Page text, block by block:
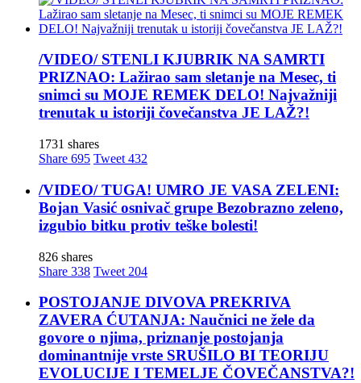
/VIDEO/ STENLI KJUBRIK NA SAMRTI
PRIZNAO: Lažirao sam sletanje na Mesec, ti
snimci su MOJE REMEK DELO! Najvažniji
trenutak u istoriji čovečanstva JE LAŽ?!
1731 shares
Share 695 Tweet 432
/VIDEO/ TUGA! UMRO JE VASA ZELENI:
Bojan Vasić osnivač grupe Bezobrazno zeleno,
izgubio bitku protiv teške bolesti!
826 shares
Share 338 Tweet 204
POSTOJANJE DIVOVA PREKRIVA
ZAVERA ĆUTANJA: Naučnici ne žele da
govore o njima, priznanje postojanja
dominantnije vrste SRUŠILO BI TEORIJU
EVOLUCIJE I TEMELJE ČOVEČANSTVA?!